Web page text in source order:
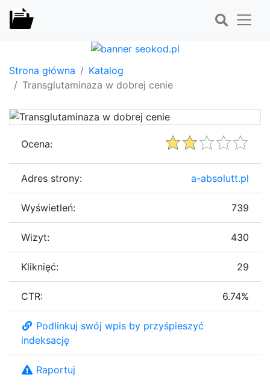
Strona główna
Katalog
Transglutaminaza w dobrej cenie
Ocena:
Adres strony: a-absolutt.pl
Wyświetleń: 739
Wizyt: 430
Kliknięć: 29
CTR: 6.74%
Podlinkuj swój wpis by przyśpieszyć
indeksację
Raportuj